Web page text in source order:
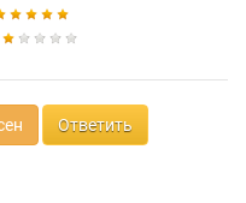
Ответить